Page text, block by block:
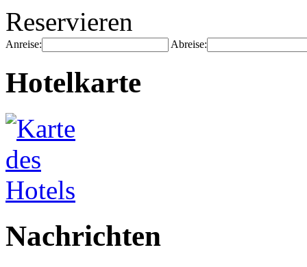
Reservieren
Anreise: Abreise:
Hotelkarte
Nachrichten